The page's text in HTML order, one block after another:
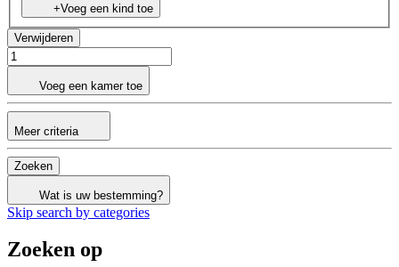
+Voeg een kind toe
Verwijderen
Voeg een kamer toe
Meer criteria
Zoeken
Wat is uw bestemming?
Skip search by categories
Zoeken op